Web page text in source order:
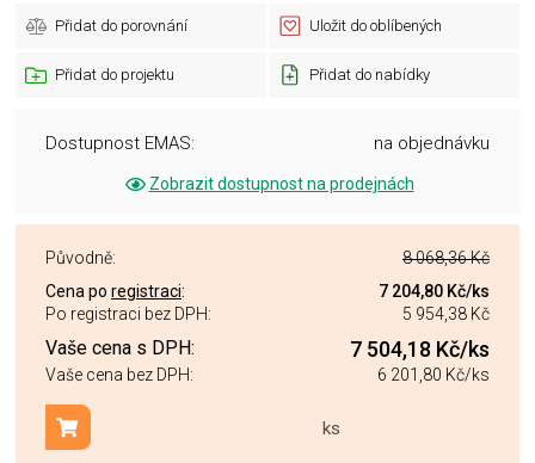
Přidat do porovnání Uložit do oblíbených
Přidat do projektu Přidat do nabídky
Dostupnost EMAS: na objednávku
Zobrazit dostupnost na prodejnách
Původně:
8 068,36 Kč
Cena po registraci: 7 204,80 Kč/ks
Po registraci bez DPH:
5 954,38 Kč
Vaše cena s DPH: 7 504,18 Kč/ks
Vaše cena bez DPH: 6 201,80 Kč/ks
ks
Přidat do košíku